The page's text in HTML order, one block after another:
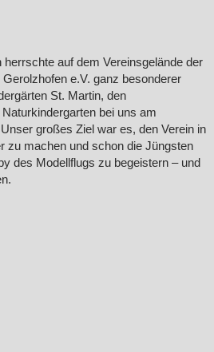
herrschte auf dem Vereinsgelände der
e.V. ganz besonderer
St. Martin, den
bei uns am
großes Ziel war es, den Verein in
zu machen und schon die Jüngsten
des Modellflugs zu begeistern – und